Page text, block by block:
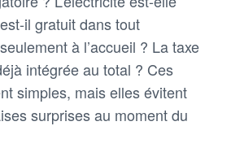
il gratuit dans tout
à l’accueil ? La taxe
intégrée au total ? Ces
simples, mais elles évitent
surprises au moment du